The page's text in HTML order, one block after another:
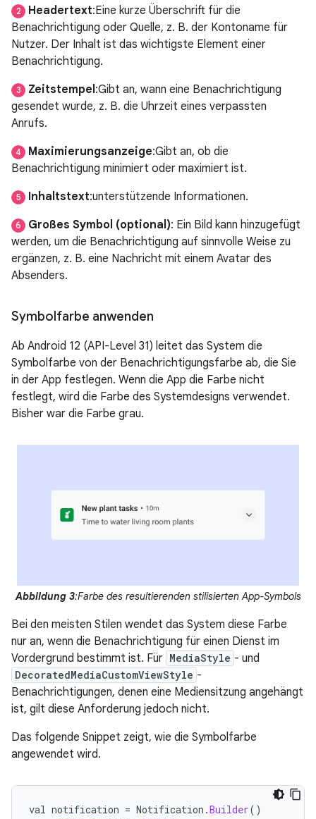
2 Headertext:Eine kurze Überschrift für die
Benachrichtigung oder Quelle, z. B. der Kontoname für
Nutzer. Der Inhalt ist das wichtigste Element einer
Benachrichtigung.
3 Zeitstempel:Gibt an, wann eine Benachrichtigung
gesendet wurde, z. B. die Uhrzeit eines verpassten
Anrufs.
4 Maximierungsanzeige:Gibt an, ob die
Benachrichtigung minimiert oder maximiert ist.
5 Inhaltstext:unterstützende Informationen.
6 Großes Symbol (optional): Ein Bild kann hinzugefügt
werden, um die Benachrichtigung auf sinnvolle Weise zu
ergänzen, z. B. eine Nachricht mit einem Avatar des
Absenders.
Symbolfarbe anwenden
Ab Android 12 (API-Level 31) leitet das System die
Symbolfarbe von der Benachrichtigungsfarbe ab, die Sie
in der App festlegen. Wenn die App die Farbe nicht
festlegt, wird die Farbe des Systemdesigns verwendet.
Bisher war die Farbe grau.
Abbildung 3:Farbe des resultierenden stilisierten App-Symbols
Bei den meisten Stilen wendet das System diese Farbe
nur an, wenn die Benachrichtigung für einen Dienst im
Vordergrund bestimmt ist. Für MediaStyle - und
DecoratedMediaCustomViewStyle -
Benachrichtigungen, denen eine Mediensitzung angehängt
ist, gilt diese Anforderung jedoch nicht.
Das folgende Snippet zeigt, wie die Symbolfarbe
angewendet wird.
val notification = Notification .Builder()